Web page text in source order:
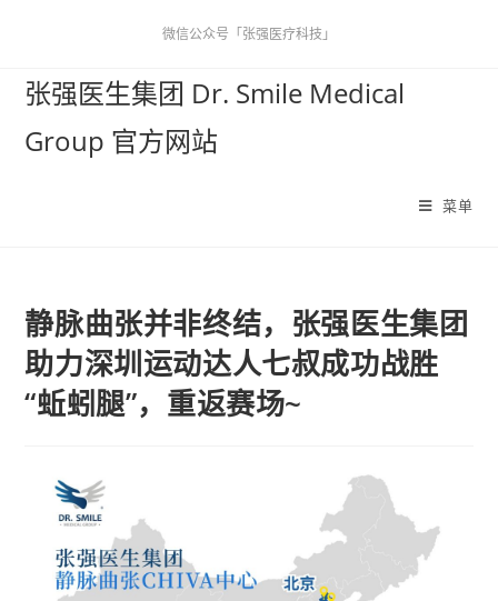
微信公众号「张强医疗科技」
张强医生集团 Dr. Smile Medical
Group 官方网站
菜单
静脉曲张并非终结，张强医生集团
助力深圳运动达人七叔成功战胜
“蚯蚓腿”，重返赛场~